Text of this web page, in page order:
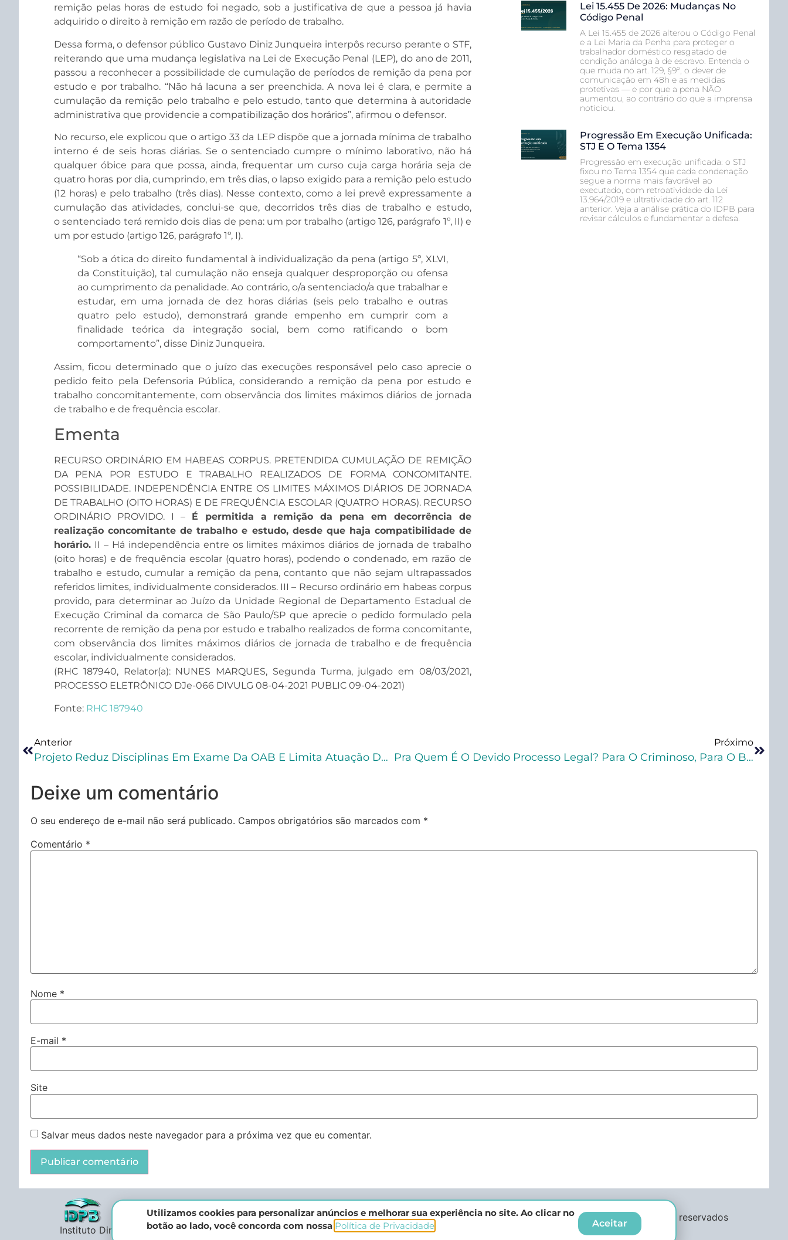
remição pelas horas de estudo foi negado, sob a justificativa de que a pessoa já havia
adquirido o direito à remição em razão de período de trabalho.
Dessa forma, o defensor público Gustavo Diniz Junqueira interpôs recurso perante o STF,
reiterando que uma mudança legislativa na Lei de Execução Penal (LEP), do ano de 2011,
passou a reconhecer a possibilidade de cumulação de períodos de remição da pena por
estudo e por trabalho. “Não há lacuna a ser preenchida. A nova lei é clara, e permite a
cumulação da remição pelo trabalho e pelo estudo, tanto que determina à autoridade
administrativa que providencie a compatibilização dos horários”, afirmou o defensor.
No recurso, ele explicou que o artigo 33 da LEP dispõe que a jornada mínima de trabalho
interno é de seis horas diárias. Se o sentenciado cumpre o mínimo laborativo, não há
qualquer óbice para que possa, ainda, frequentar um curso cuja carga horária seja de
quatro horas por dia, cumprindo, em três dias, o lapso exigido para a remição pelo estudo
(12 horas) e pelo trabalho (três dias). Nesse contexto, como a lei prevê expressamente a
cumulação das atividades, conclui-se que, decorridos três dias de trabalho e estudo,
o sentenciado terá remido dois dias de pena: um por trabalho (artigo 126, parágrafo 1º, II) e
um por estudo (artigo 126, parágrafo 1º, I).
“Sob a ótica do direito fundamental à individualização da pena (artigo 5º, XLVI,
da Constituição), tal cumulação não enseja qualquer desproporção ou ofensa
ao cumprimento da penalidade. Ao contrário, o/a sentenciado/a que trabalhar e
estudar, em uma jornada de dez horas diárias (seis pelo trabalho e outras
quatro pelo estudo), demonstrará grande empenho em cumprir com a
finalidade teórica da integração social, bem como ratificando o bom
comportamento”, disse Diniz Junqueira.
Assim, ficou determinado que o juízo das execuções responsável pelo caso aprecie o
pedido feito pela Defensoria Pública, considerando a remição da pena por estudo e
trabalho concomitantemente, com observância dos limites máximos diários de jornada
de trabalho e de frequência escolar.
Ementa
RECURSO ORDINÁRIO EM HABEAS CORPUS. PRETENDIDA CUMULAÇÃO DE REMIÇÃO
DA PENA POR ESTUDO E TRABALHO REALIZADOS DE FORMA CONCOMITANTE.
POSSIBILIDADE. INDEPENDÊNCIA ENTRE OS LIMITES MÁXIMOS DIÁRIOS DE JORNADA
DE TRABALHO (OITO HORAS) E DE FREQUÊNCIA ESCOLAR (QUATRO HORAS). RECURSO
ORDINÁRIO PROVIDO. I – É permitida a remição da pena em decorrência de
realização concomitante de trabalho e estudo, desde que haja compatibilidade de
horário. II – Há independência entre os limites máximos diários de jornada de trabalho
(oito horas) e de frequência escolar (quatro horas), podendo o condenado, em razão de
trabalho e estudo, cumular a remição da pena, contanto que não sejam ultrapassados
referidos limites, individualmente considerados. III – Recurso ordinário em habeas corpus
provido, para determinar ao Juízo da Unidade Regional de Departamento Estadual de
Execução Criminal da comarca de São Paulo/SP que aprecie o pedido formulado pela
recorrente de remição da pena por estudo e trabalho realizados de forma concomitante,
com observância dos limites máximos diários de jornada de trabalho e de frequência
escolar, individualmente considerados.
(RHC 187940, Relator(a): NUNES MARQUES, Segunda Turma, julgado em 08/03/2021,
PROCESSO ELETRÔNICO DJe-066 DIVULG 08-04-2021 PUBLIC 09-04-2021)
Fonte: RHC 187940
Lei 15.455 De 2026: Mudanças No
Código Penal
A Lei 15.455 de 2026 alterou o Código Penal
e a Lei Maria da Penha para proteger o
trabalhador doméstico resgatado de
condição análoga à de escravo. Entenda o
que muda no art. 129, §9º, o dever de
comunicação em 48h e as medidas
protetivas — e por que a pena NÃO
aumentou, ao contrário do que a imprensa
noticiou.
Progressão Em Execução Unificada:
STJ E O Tema 1354
Progressão em execução unificada: o STJ
fixou no Tema 1354 que cada condenação
segue a norma mais favorável ao
executado, com retroatividade da Lei
13.964/2019 e ultratividade do art. 112
anterior. Veja a análise prática do IDPB para
revisar cálculos e fundamentar a defesa.
Anterior
Projeto Reduz Disciplinas Em Exame Da OAB E Limita Atuação Dos Advogados
Próximo
Pra Quem É O Devido Processo Legal? Para O Criminoso, Para O Bandido, Para A Vítima Ou Para Todos? Lições Que O Caso Henry Nos Traz!
Deixe um comentário
O seu endereço de e-mail não será publicado. Campos obrigatórios são marcados com *
Comentário *
Nome *
E-mail *
Site
Salvar meus dados neste navegador para a próxima vez que eu comentar.
Instituto Direito Penal Brasileiro
Todos os direitos reservados
Utilizamos cookies para personalizar anúncios e melhorar sua experiência no site. Ao clicar no
botão ao lado, você concorda com nossa Política de Privacidade Aceitar